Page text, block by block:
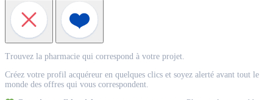
Acquéreur
Trouvez la pharmacie qui correspond à votre projet.
Créez votre profil acquéreur en quelques clics et soyez alerté avant tout le
monde des offres qui vous correspondent.